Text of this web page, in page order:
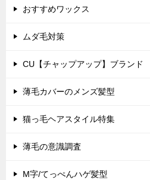
おすすめワックス
ムダ毛対策
CU【チャップアップ】ブランド
薄毛カバーのメンズ髪型
猫っ毛ヘアスタイル特集
薄毛の意識調査
M字/てっぺんハゲ髪型